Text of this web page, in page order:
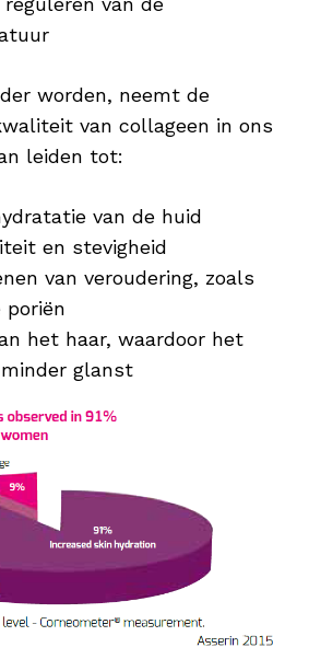
worden, neemt de
van collageen in ons
leiden tot:
van de huid
en stevigheid
van veroudering, zoals
poriën
het haar, waardoor het
glanst